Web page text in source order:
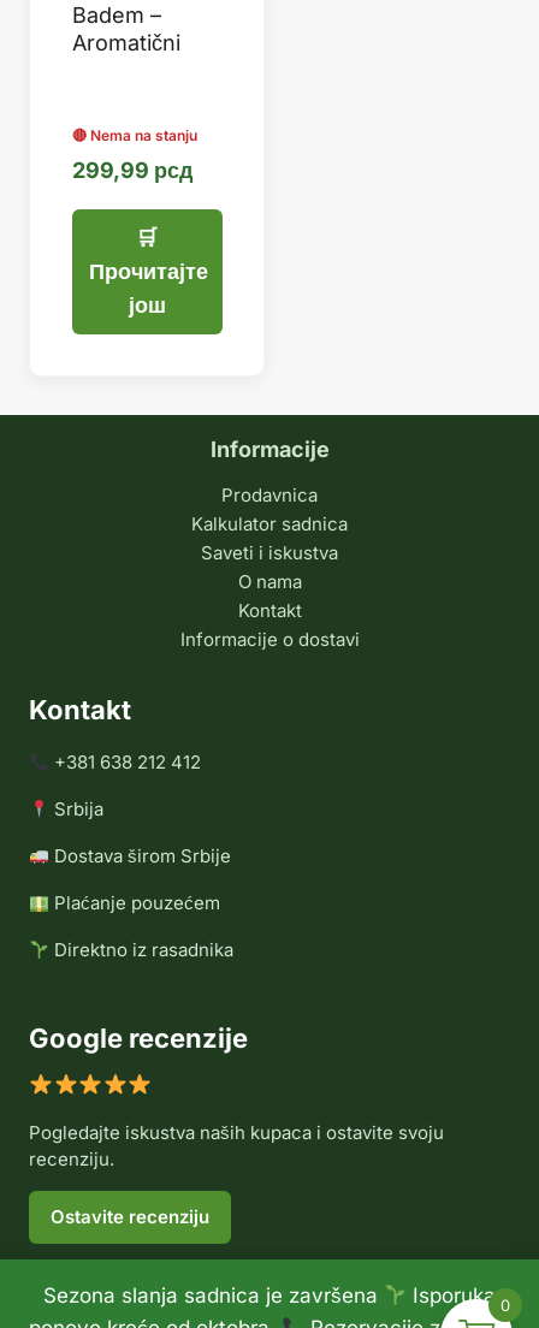
Sezona slanja sadnica je završena
Isporuka
Badem –
Aromatični
299,99 рсд
Прочитајте
још
Informacije
Prodavnica
Kalkulator sadnica
Saveti i iskustva
O nama
Kontakt
Informacije o dostavi
Kontakt
+381 638 212 412
Srbija
Dostava širom Srbije
Plaćanje pouzećem
Direktno iz rasadnika
Google recenzije
Pogledajte iskustva naših kupaca i ostavite svoju
recenziju.
Ostavite recenziju
0